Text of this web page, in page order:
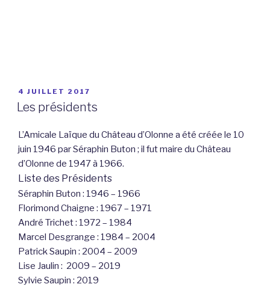
PUBLIÉ
LE
4 JUILLET 2017
Les présidents
L’Amicale Laïque du Château d’Olonne a été créée le 10
juin 1946 par Séraphin Buton ; il fut maire du Château
d’Olonne de 1947 à 1966.
Liste des Présidents
Séraphin Buton : 1946 – 1966
Florimond Chaigne : 1967 – 1971
André Trichet : 1972 – 1984
Marcel Desgrange : 1984 – 2004
Patrick Saupin : 2004 – 2009
Lise Jaulin : 2009 – 2019
Sylvie Saupin : 2019